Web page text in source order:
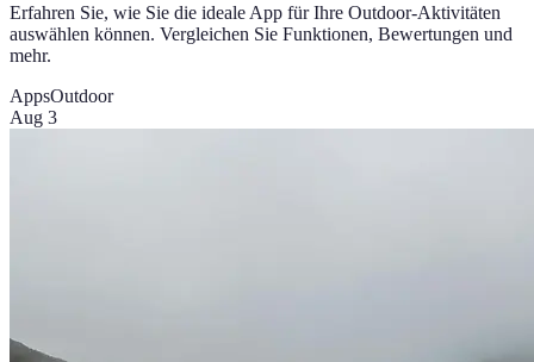
Erfahren Sie, wie Sie die ideale App für Ihre Outdoor-Aktivitäten
auswählen können. Vergleichen Sie Funktionen, Bewertungen und
mehr.
AppsOutdoor
Aug 3